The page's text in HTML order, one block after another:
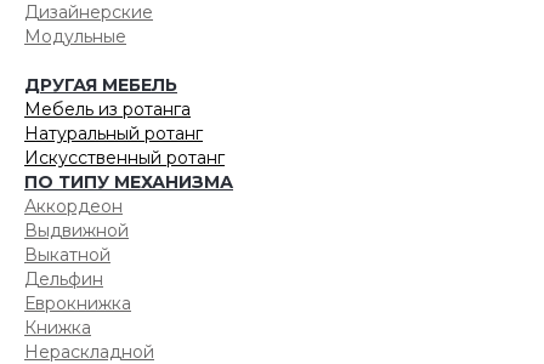
Дизайнерские
Модульные
ДРУГАЯ МЕБЕЛЬ
Мебель из ротанга
Натуральный ротанг
Искусственный ротанг
ПО ТИПУ МЕХАНИЗМА
Аккордеон
Выдвижной
Выкатной
Дельфин
Еврокнижка
Книжка
Нераскладной